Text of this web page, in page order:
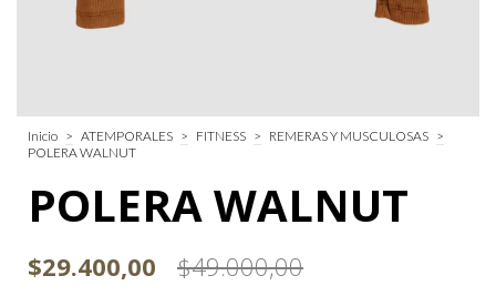
Inicio > ATEMPORALES > FITNESS > REMERAS Y MUSCULOSAS >
POLERA WALNUT
POLERA WALNUT
$29.400,00 $49.000,00